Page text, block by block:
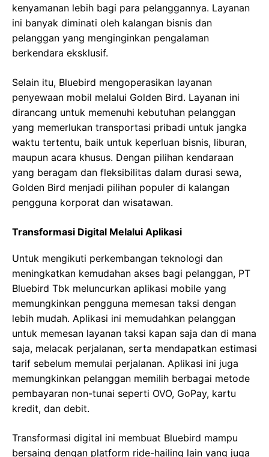
kenyamanan lebih bagi para pelanggannya. Layanan
ini banyak diminati oleh kalangan bisnis dan
pelanggan yang menginginkan pengalaman
berkendara eksklusif.
Selain itu, Bluebird mengoperasikan layanan
penyewaan mobil melalui Golden Bird. Layanan ini
dirancang untuk memenuhi kebutuhan pelanggan
yang memerlukan transportasi pribadi untuk jangka
waktu tertentu, baik untuk keperluan bisnis, liburan,
maupun acara khusus. Dengan pilihan kendaraan
yang beragam dan fleksibilitas dalam durasi sewa,
Golden Bird menjadi pilihan populer di kalangan
pengguna korporat dan wisatawan.
Transformasi Digital Melalui Aplikasi
Untuk mengikuti perkembangan teknologi dan
meningkatkan kemudahan akses bagi pelanggan, PT
Bluebird Tbk meluncurkan aplikasi mobile yang
memungkinkan pengguna memesan taksi dengan
lebih mudah. Aplikasi ini memudahkan pelanggan
untuk memesan layanan taksi kapan saja dan di mana
saja, melacak perjalanan, serta mendapatkan estimasi
tarif sebelum memulai perjalanan. Aplikasi ini juga
memungkinkan pelanggan memilih berbagai metode
pembayaran non-tunai seperti OVO, GoPay, kartu
kredit, dan debit.
Transformasi digital ini membuat Bluebird mampu
bersaing dengan platform ride-hailing lain yang juga